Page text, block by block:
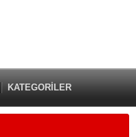
KATEGORİLER